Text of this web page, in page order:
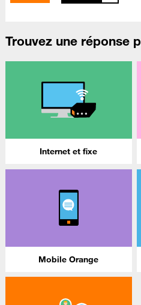
Trouvez une réponse
Internet et fixe
Mobile Orange